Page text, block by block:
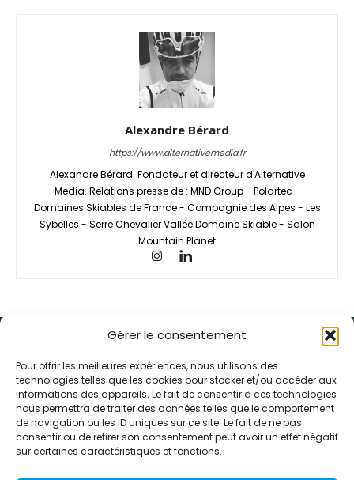
Gérer le consentement
Pour offrir les meilleures expériences, nous utilisons des
technologies telles que les cookies pour stocker et/ou accéder aux
informations des appareils. Le fait de consentir à ces technologies
nous permettra de traiter des données telles que le comportement
de navigation ou les ID uniques sur ce site. Le fait de ne pas
consentir ou de retirer son consentement peut avoir un effet négatif
sur certaines caractéristiques et fonctions.
Alexandre Bérard
https://www.alternativemedia.fr
Alexandre Bérard. Fondateur et directeur d'Alternative
Media. Relations presse de : MND Group - Polartec -
Domaines Skiables de France - Compagnie des Alpes - Les
Sybelles - Serre Chevalier Vallée Domaine Skiable - Salon
Mountain Planet
Alternative Média est une agence de relations presse et de
relations publiques basée à Grenoble. Depuis 1995, elle conçoit et
pilote des stratégies de visibilité en France et à l’international
grâce à un réseau d’agences partenaires.